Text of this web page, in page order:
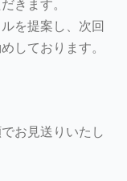
きます。
を提案し、次回
しております。
お見送りいたし